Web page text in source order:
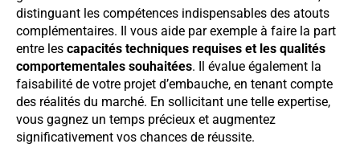
distinguant les compétences indispensables des atouts
complémentaires. Il vous aide par exemple à faire la part
entre les capacités techniques requises et les qualités
comportementales souhaitées. Il évalue également la
faisabilité de votre projet d’embauche, en tenant compte
des réalités du marché. En sollicitant une telle expertise,
vous gagnez un temps précieux et augmentez
significativement vos chances de réussite.